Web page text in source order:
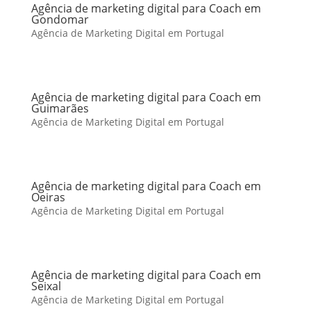
Agência de marketing digital para Coach em
Gondomar
Agência de Marketing Digital em Portugal
Agência de marketing digital para Coach em
Guimarães
Agência de Marketing Digital em Portugal
Agência de marketing digital para Coach em
Oeiras
Agência de Marketing Digital em Portugal
Agência de marketing digital para Coach em
Seixal
Agência de Marketing Digital em Portugal